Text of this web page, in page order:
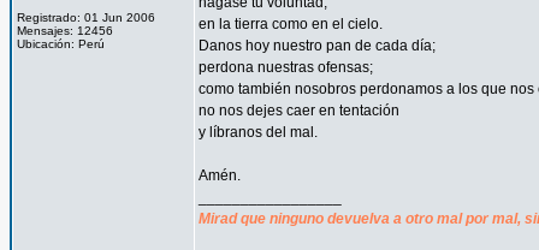
Registrado: 01 Jun 2006
Mensajes: 12456
Ubicación: Perú
en la tierra como en el cielo.
Danos hoy nuestro pan de cada día;
perdona nuestras ofensas;
como también nosobros perdonamos a los que nos
no nos dejes caer en tentación
y líbranos del mal.
Amén.
Mirad que ninguno devuelva a otro mal por mal,